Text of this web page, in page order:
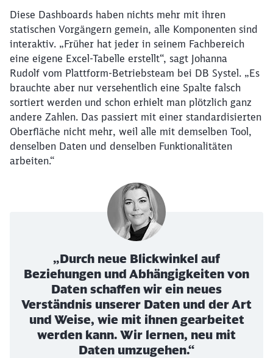
Diese Dashboards haben nichts mehr mit ihren
statischen Vorgängern gemein, alle Komponenten sind
interaktiv. „Früher hat jeder in seinem Fachbereich
eine eigene Excel-Tabelle erstellt“, sagt Johanna
Rudolf vom Plattform-Betriebsteam bei DB Systel. „Es
brauchte aber nur versehentlich eine Spalte falsch
sortiert werden und schon erhielt man plötzlich ganz
andere Zahlen. Das passiert mit einer standardisierten
Oberfläche nicht mehr, weil alle mit demselben Tool,
denselben Daten und denselben Funktionalitäten
arbeiten.“
„Durch neue Blickwinkel auf
Beziehungen und Abhängigkeiten von
Daten schaffen wir ein neues
Verständnis unserer Daten und der Art
und Weise, wie mit ihnen gearbeitet
werden kann. Wir lernen, neu mit
Daten umzugehen.“
Möchten Sie zuweitergeleitet
Abbrechen